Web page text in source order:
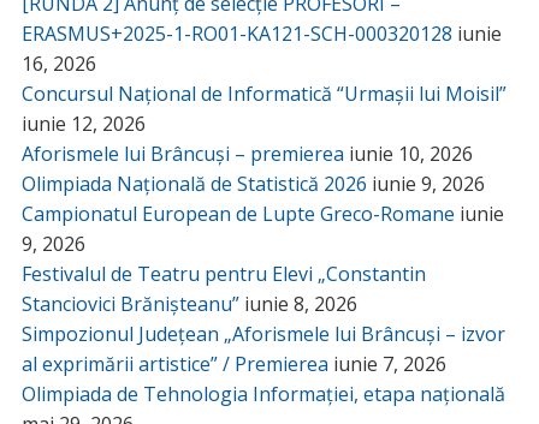
ERASMUS+2025-1-RO01-KA121-SCH-000320128 iunie
16, 2026
Concursul Național de Informatică “Urmașii lui Moisil”
iunie 12, 2026
Aforismele lui Brâncuși – premierea iunie 10, 2026
Olimpiada Națională de Statistică 2026 iunie 9, 2026
Campionatul European de Lupte Greco-Romane iunie
9, 2026
Festivalul de Teatru pentru Elevi „Constantin
Stanciovici Brănișteanu” iunie 8, 2026
Simpozionul Județean „Aforismele lui Brâncuși – izvor
al exprimării artistice” / Premierea iunie 7, 2026
Olimpiada de Tehnologia Informației, etapa națională